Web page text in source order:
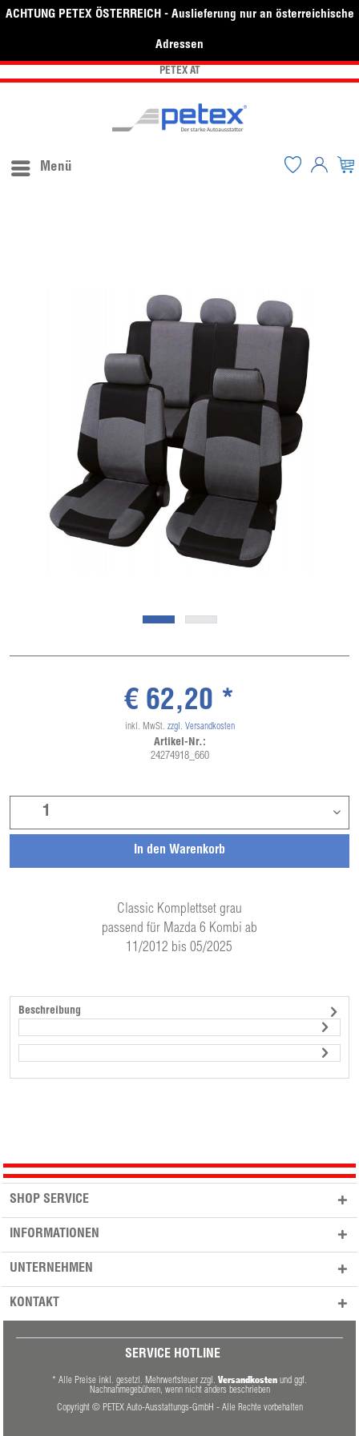
ACHTUNG PETEX ÖSTERREICH - Auslieferung nur an österreichische
Adressen
PETEX AT
Menü
Classic Komplettset grau
passend für Mazda 6 Kombi ab
11/2012 bis 05/2025
In den Warenkorb
€ 62,20 *
inkl. MwSt. zzgl. Versandkosten
Artikel-Nr.:
24274918_660
Beschreibung
SHOP SERVICE
INFORMATIONEN
UNTERNEHMEN
KONTAKT
SERVICE HOTLINE
* Alle Preise inkl. gesetzl. Mehrwertsteuer zzgl. Versandkosten und ggf.
Nachnahmegebühren, wenn nicht anders beschrieben
Copyright © PETEX Auto-Ausstattungs-GmbH - Alle Rechte vorbehalten